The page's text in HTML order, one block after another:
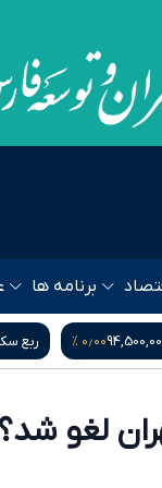
برنامه ها
۰٫۰۰ % یورو 217,300۰٫۰۰ %
لغو شد؟